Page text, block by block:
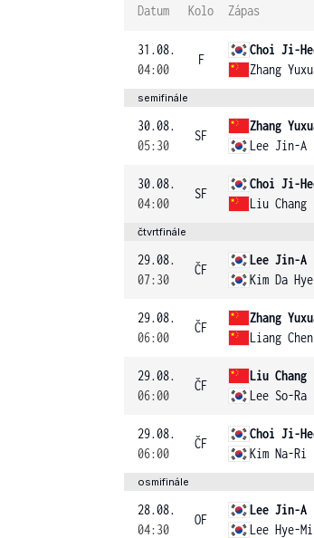
Datum Kolo Zápas
31.08.
04:00
F
Choi Ji-
Zhang
semifinále
30.08.
05:30
SF
Zhang
Lee Jin-A
30.08.
04:00
SF
Choi Ji-
Liu Chang
čtvrtfinále
29.08.
07:30
ČF
Lee Jin-A
Kim Da Hye
29.08.
06:00
ČF
Zhang
Liang Chen
29.08.
06:00
ČF
Liu
Lee So-
29.08.
06:00
ČF
Choi Ji-
Kim Na-Ri
osmifinále
28.08.
04:30
OF
Lee Jin-A
Lee Hye-